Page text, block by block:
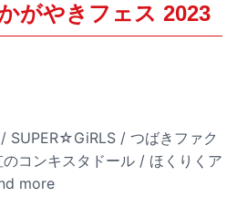
がやきフェス 2023
SUPER☆GiRLS / つばきファク
コンキスタドール / ほくりくア
more